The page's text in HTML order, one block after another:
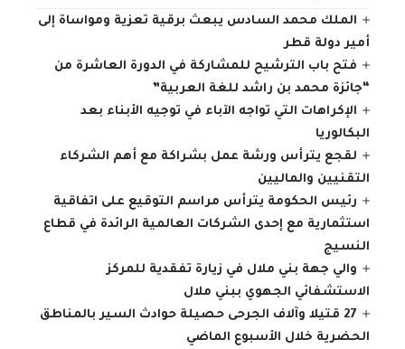
الملك محمد السادس يبعث برقية تعزية ومواساة إلى
أمير دولة قطر
فتح باب الترشيح للمشاركة في الدورة العاشرة من
“جائزة محمد بن راشد للغة العربية”
الإكراهات التي تواجه الآباء في توجيه الأبناء بعد
البكالوريا
لقجع يترأس ورشة عمل بشراكة مع أهم الشركاء
التقنيين والماليين
رئيس الحكومة يترأس مراسم التوقيع على اتفاقية
استثمارية مع إحدى الشركات العالمية الرائدة في قطاع
النسيج
والي جهة بني ملال في زيارة تفقدية للمركز
الاستشفائي الجهوي ببني ملال
27 قتيلا وآلاف الجرحى حصيلة حوادث السير بالمناطق
الحضرية ‏خلال الأسبوع الماضي